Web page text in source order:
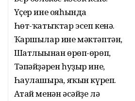
Үҫер ине ояһында
Һөт-ҡатыҡтар эсеп кенә.
Ҡаршылар ине мәктәптән,
Шатлығынан өрөп-өрөп,
Тәпәйҙәрен һуҙыр ине,
Һаулашырға, яҡын күреп.
Атай менән әсәйҙе лә